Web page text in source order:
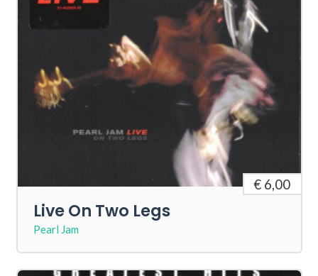
€ 6,00
Live On Two Legs
Pearl Jam